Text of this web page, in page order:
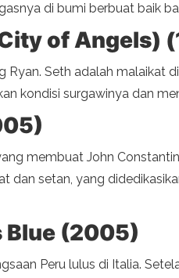
di bumi berbuat baik
of Angels)
Ryan. Seth adalah malaikat
kondisi surgawinya dan
membuat John
dan setan, yang
Blue (2005)
Peru lulus di Italia.